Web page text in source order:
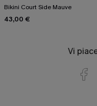
Bikini Court Side Mauve
43,00 €
Vi